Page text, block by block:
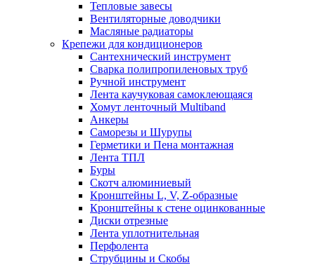
Тепловые завесы
Вентиляторные доводчики
Масляные радиаторы
Крепежи для кондиционеров
Сантехнический инструмент
Сварка полипропиленовых труб
Ручной инструмент
Лента каучуковая самоклеющаяся
Хомут ленточный Multiband
Анкеры
Саморезы и Шурупы
Герметики и Пена монтажная
Лента ТПЛ
Буры
Скотч алюминиевый
Кронштейны L, V, Z-образные
Кронштейны к стене оцинкованные
Диски отрезные
Лента уплотнительная
Перфолента
Струбцины и Скобы